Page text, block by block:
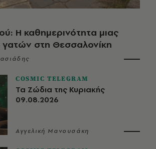
Η καθημερινότητα μιας
γατών στη Θεσσαλονίκη
COSMIC TELEGRAM
Τα Ζώδια της Κυριακής
09.08.2026
Αγγελική Μανουσάκη